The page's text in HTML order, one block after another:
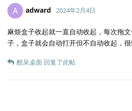
A adward 2024年2月4日
麻烦盒子收起就一直自动收起，每次拖
子，盒子就会自动打开但不自动收起，很
酷呆桌面 回复了此帖